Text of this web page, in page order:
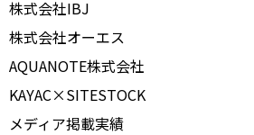
株式会社IBJ
株式会社オーエス
AQUANOTE株式会社
KAYAC×SITESTOCK
メディア掲載実績